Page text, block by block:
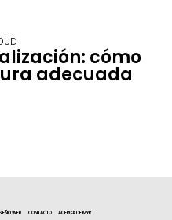
cómo
adecuada
WEB CONTACTO ACERCA DE MYR